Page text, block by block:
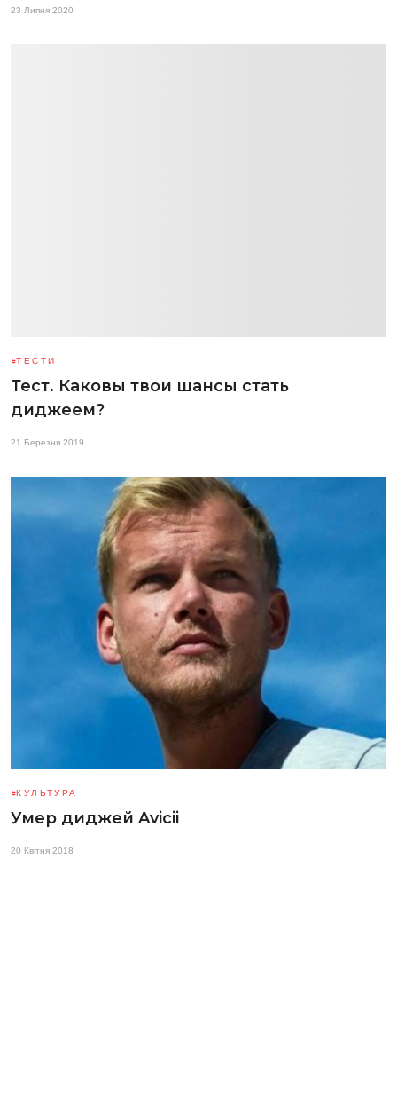
23 Липня 2020
ТЕСТИ
Тест. Каковы твои шансы стать
диджеем?
21 Березня 2019
КУЛЬТУРА
Умер диджей Avicii
20 Квітня 2018